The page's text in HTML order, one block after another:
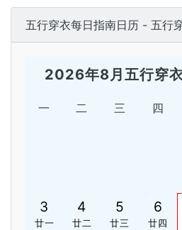
五行穿衣每日指南日历 - 五行
2026年8月五行穿
一 二 三 四
3
廿一
4
廿二
5
廿三
6
廿四